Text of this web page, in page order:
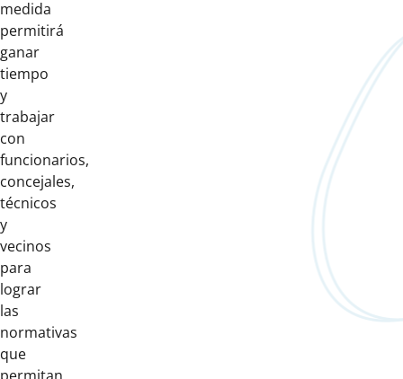
medida
permitirá
ganar
tiempo
y
trabajar
con
funcionarios,
concejales,
técnicos
y
vecinos
para
lograr
las
normativas
que